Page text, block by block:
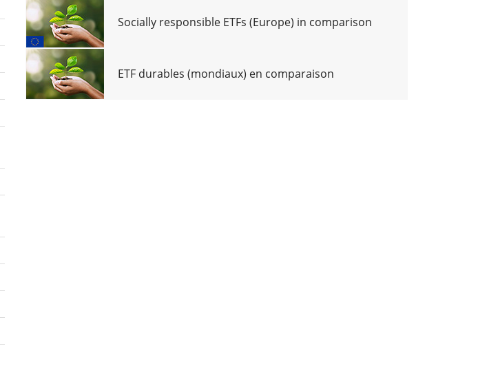
Socially responsible ETFs (Europe) in comparison
ETF durables (mondiaux) en comparaison